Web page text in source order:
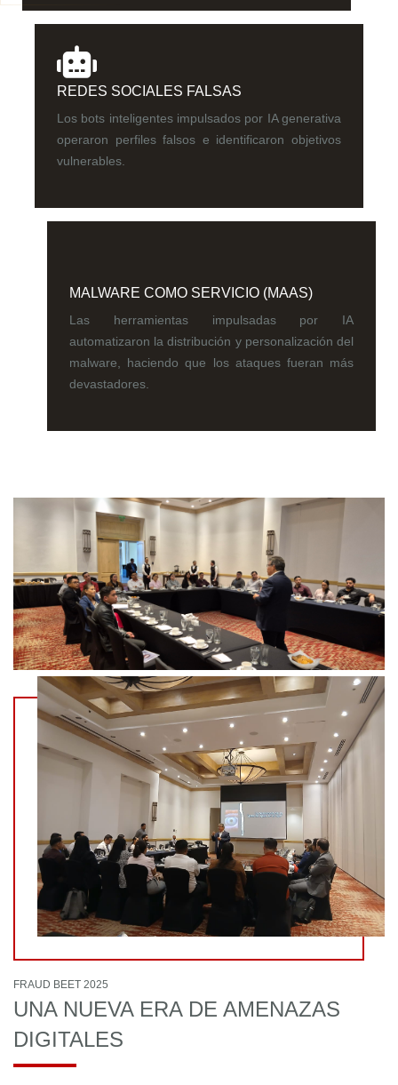
REDES SOCIALES FALSAS
Los bots inteligentes impulsados por IA generativa
operaron perfiles falsos e identificaron objetivos
vulnerables.
MALWARE COMO SERVICIO (MAAS)
Las herramientas impulsadas por IA
automatizaron la distribución y personalización del
malware, haciendo que los ataques fueran más
devastadores.
FRAUD BEET 2025
UNA NUEVA ERA DE AMENAZAS
DIGITALES